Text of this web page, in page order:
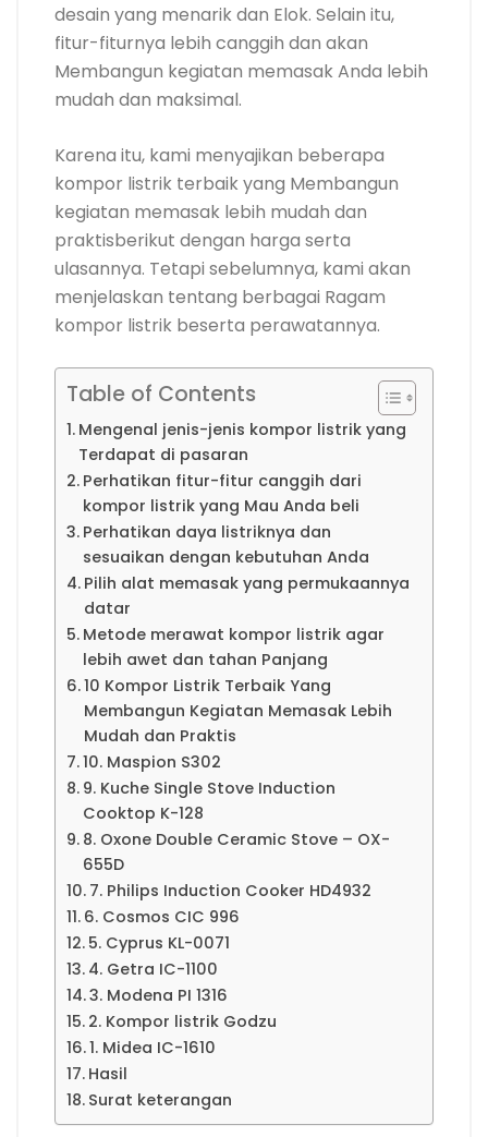
desain yang menarik dan Elok. Selain itu,
fitur-fiturnya lebih canggih dan akan
Membangun kegiatan memasak Anda lebih
mudah dan maksimal.
Karena itu, kami menyajikan beberapa
kompor listrik terbaik yang Membangun
kegiatan memasak lebih mudah dan
praktisberikut dengan harga serta
ulasannya. Tetapi sebelumnya, kami akan
menjelaskan tentang berbagai Ragam
kompor listrik beserta perawatannya.
Table of Contents
Mengenal jenis-jenis kompor listrik yang
Terdapat di pasaran
Perhatikan fitur-fitur canggih dari
kompor listrik yang Mau Anda beli
Perhatikan daya listriknya dan
sesuaikan dengan kebutuhan Anda
Pilih alat memasak yang permukaannya
datar
Metode merawat kompor listrik agar
lebih awet dan tahan Panjang
10 Kompor Listrik Terbaik Yang
Membangun Kegiatan Memasak Lebih
Mudah dan Praktis
10. Maspion S302
9. Kuche Single Stove Induction
Cooktop K-128
8. Oxone Double Ceramic Stove – OX-
655D
7. Philips Induction Cooker HD4932
6. Cosmos CIC 996
5. Cyprus KL-0071
4. Getra IC-1100
3. Modena PI 1316
2. Kompor listrik Godzu
1. Midea IC-1610
Hasil
Surat keterangan